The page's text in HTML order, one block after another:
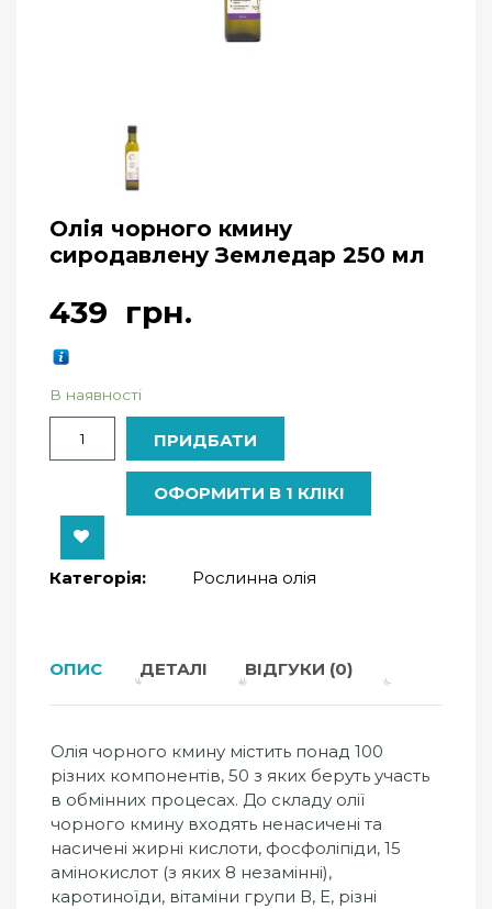
Олія чорного кмину
сиродавлену Земледар 250 мл
439 грн.
В наявності
ПРИДБАТИ
ОФОРМИТИ В 1 КЛІК!
Категорія: Рослинна олія
ОПИС ДЕТАЛІ ВІДГУКИ (0)
Олія чорного кмину містить понад 100
різних компонентів, 50 з яких беруть участь
в обмінних процесах. До складу олії
чорного кмину входять ненасичені та
насичені жирні кислоти, фосфоліпіди, 15
амінокислот (з яких 8 незамінні),
каротиноїди, вітаміни групи В, Е, різні